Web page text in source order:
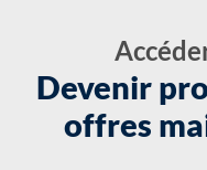
Devenir
offres